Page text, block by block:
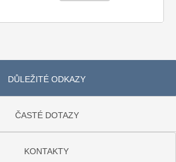
DŮLEŽITÉ ODKAZY
ČASTÉ DOTAZY
KONTAKTY